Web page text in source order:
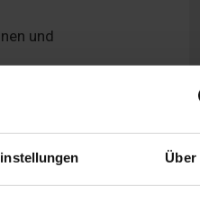
Über
und
überschreiten.
erfolgen: